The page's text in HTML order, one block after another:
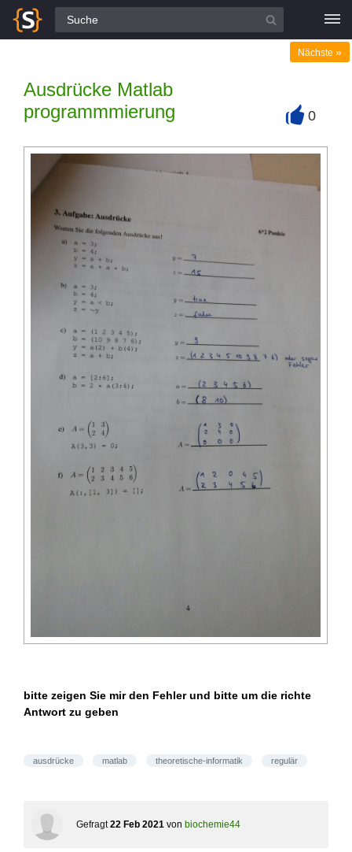
Alle Fragen
Ausdrücke Matlab
programmmierung
Nächste »
0
bitte zeigen Sie mir den Fehler und bitte um die richte
Antwort zu geben
ausdrücke matlab theoretische-informatik regulär
Gefragt 22 Feb 2021 von biochemie44